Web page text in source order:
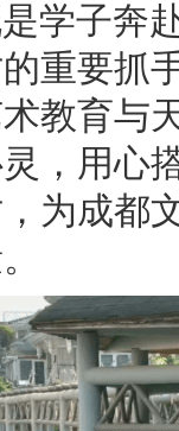
学子奔
重要抓
教育与
，用心
为成都